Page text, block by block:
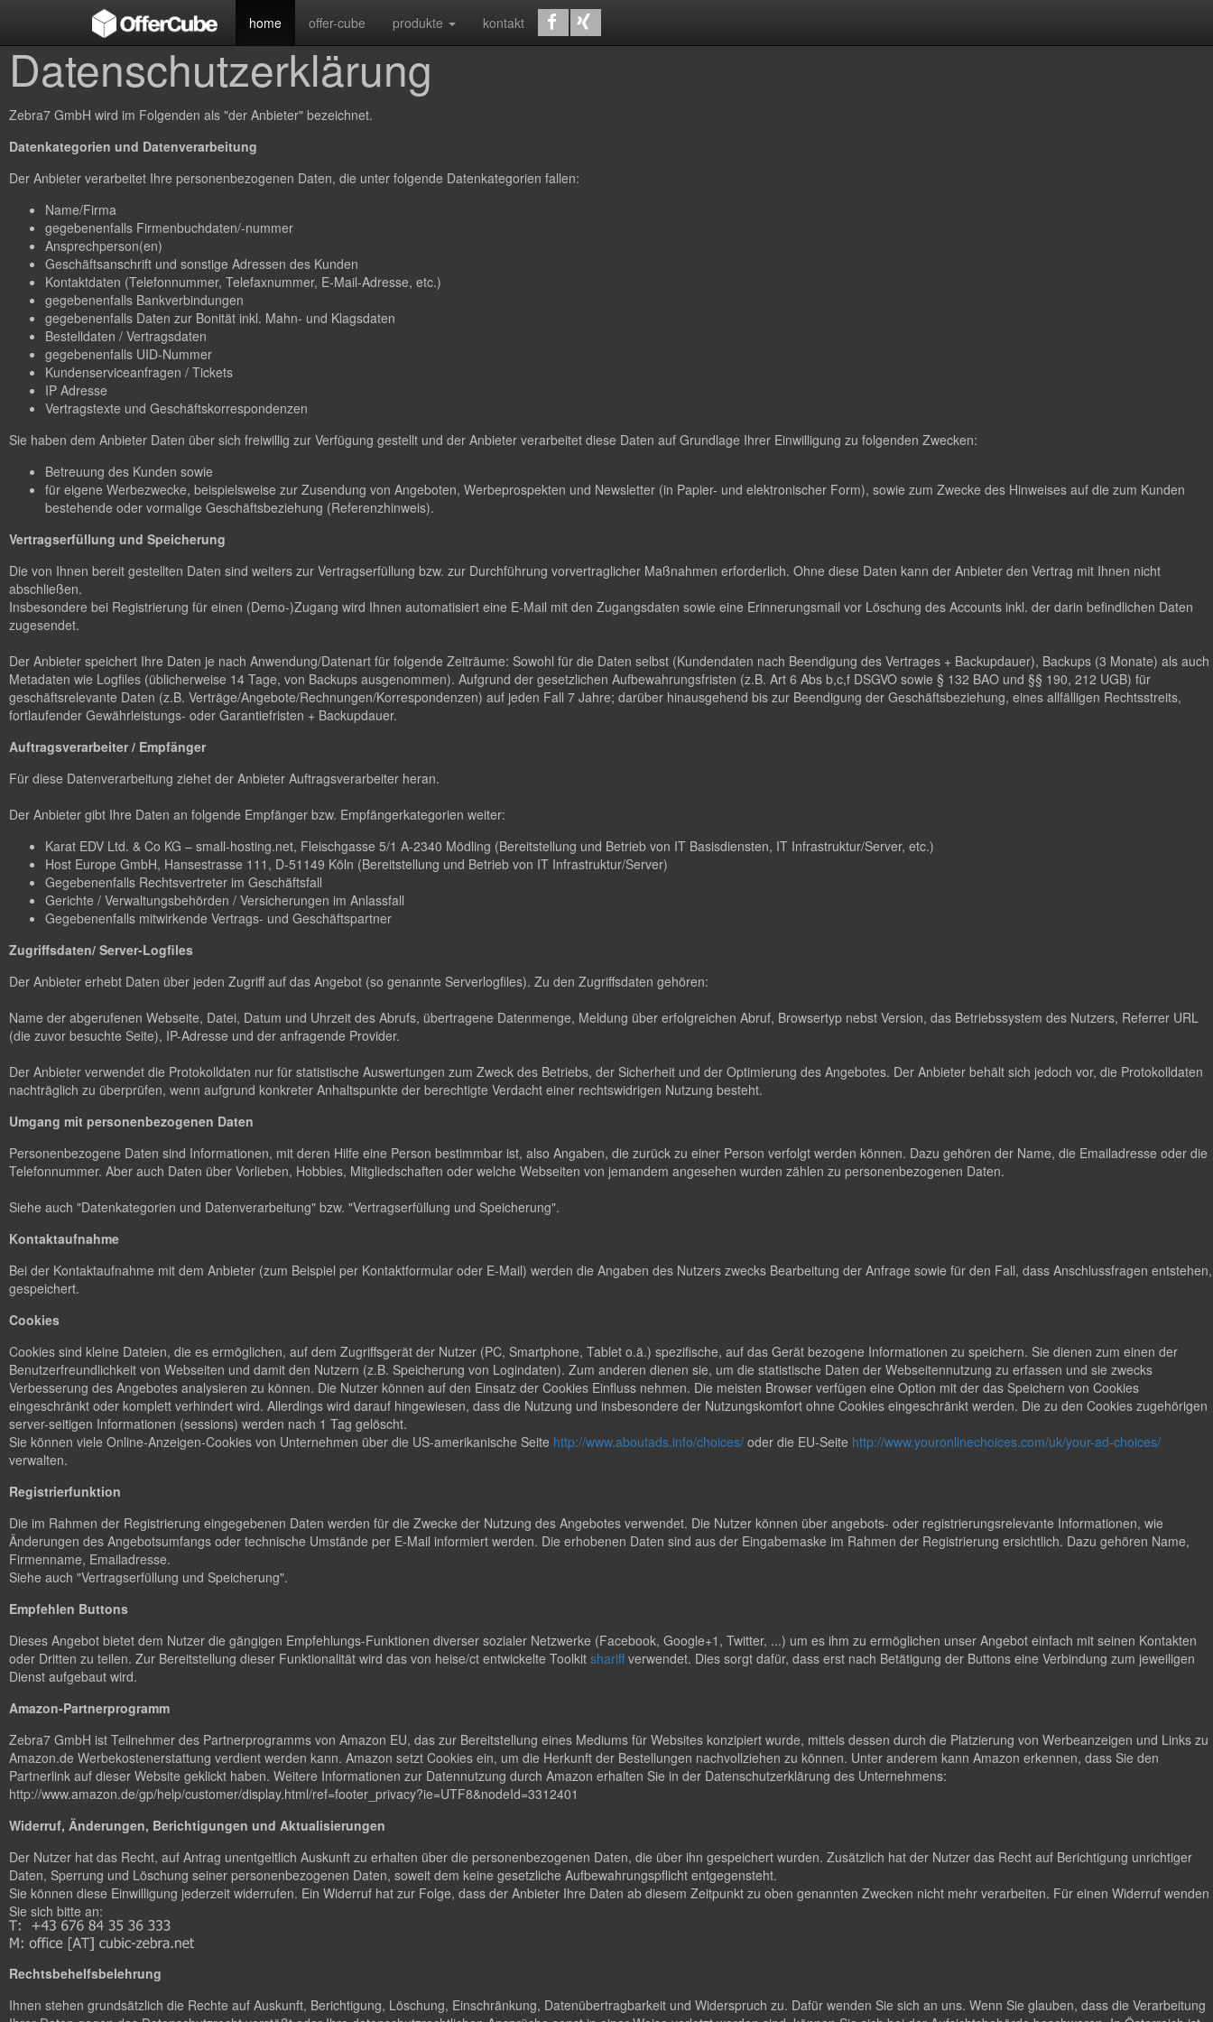
home offer-cube produkte kontakt
Datenschutzerklärung
Zebra7 GmbH wird im Folgenden als "der Anbieter" bezeichnet.
Datenkategorien und Datenverarbeitung
Der Anbieter verarbeitet Ihre personenbezogenen Daten, die unter folgende Datenkategorien fallen:
Name/Firma
gegebenenfalls Firmenbuchdaten/-nummer
Ansprechperson(en)
Geschäftsanschrift und sonstige Adressen des Kunden
Kontaktdaten (Telefonnummer, Telefaxnummer, E-Mail-Adresse, etc.)
gegebenenfalls Bankverbindungen
gegebenenfalls Daten zur Bonität inkl. Mahn- und Klagsdaten
Bestelldaten / Vertragsdaten
gegebenenfalls UID-Nummer
Kundenserviceanfragen / Tickets
IP Adresse
Vertragstexte und Geschäftskorrespondenzen
Sie haben dem Anbieter Daten über sich freiwillig zur Verfügung gestellt und der Anbieter verarbeitet diese Daten auf Grundlage Ihrer Einwilligung zu folgenden Zwecken:
Betreuung des Kunden sowie
für eigene Werbezwecke, beispielsweise zur Zusendung von Angeboten, Werbeprospekten und Newsletter (in Papier- und elektronischer Form), sowie zum Zwecke des Hinweises auf die zum Kunden
bestehende oder vormalige Geschäftsbeziehung (Referenzhinweis).
Vertragserfüllung und Speicherung
Die von Ihnen bereit gestellten Daten sind weiters zur Vertragserfüllung bzw. zur Durchführung vorvertraglicher Maßnahmen erforderlich. Ohne diese Daten kann der Anbieter den Vertrag mit Ihnen nicht
abschließen.
Insbesondere bei Registrierung für einen (Demo-)Zugang wird Ihnen automatisiert eine E-Mail mit den Zugangsdaten sowie eine Erinnerungsmail vor Löschung des Accounts inkl. der darin befindlichen Daten
zugesendet.
Der Anbieter speichert Ihre Daten je nach Anwendung/Datenart für folgende Zeiträume: Sowohl für die Daten selbst (Kundendaten nach Beendigung des Vertrages + Backupdauer), Backups (3 Monate) als auch
Metadaten wie Logfiles (üblicherweise 14 Tage, von Backups ausgenommen). Aufgrund der gesetzlichen Aufbewahrungsfristen (z.B. Art 6 Abs b,c,f DSGVO sowie § 132 BAO und §§ 190, 212 UGB) für
geschäftsrelevante Daten (z.B. Verträge/Angebote/Rechnungen/Korrespondenzen) auf jeden Fall 7 Jahre; darüber hinausgehend bis zur Beendigung der Geschäftsbeziehung, eines allfälligen Rechtsstreits,
fortlaufender Gewährleistungs- oder Garantiefristen + Backupdauer.
Auftragsverarbeiter / Empfänger
Für diese Datenverarbeitung ziehet der Anbieter Auftragsverarbeiter heran.
Der Anbieter gibt Ihre Daten an folgende Empfänger bzw. Empfängerkategorien weiter:
Karat EDV Ltd. & Co KG – small-hosting.net, Fleischgasse 5/1 A-2340 Mödling (Bereitstellung und Betrieb von IT Basisdiensten, IT Infrastruktur/Server, etc.)
Host Europe GmbH, Hansestrasse 111, D-51149 Köln (Bereitstellung und Betrieb von IT Infrastruktur/Server)
Gegebenenfalls Rechtsvertreter im Geschäftsfall
Gerichte / Verwaltungsbehörden / Versicherungen im Anlassfall
Gegebenenfalls mitwirkende Vertrags- und Geschäftspartner
Zugriffsdaten/ Server-Logfiles
Der Anbieter erhebt Daten über jeden Zugriff auf das Angebot (so genannte Serverlogfiles). Zu den Zugriffsdaten gehören:
Name der abgerufenen Webseite, Datei, Datum und Uhrzeit des Abrufs, übertragene Datenmenge, Meldung über erfolgreichen Abruf, Browsertyp nebst Version, das Betriebssystem des Nutzers, Referrer URL
(die zuvor besuchte Seite), IP-Adresse und der anfragende Provider.
Der Anbieter verwendet die Protokolldaten nur für statistische Auswertungen zum Zweck des Betriebs, der Sicherheit und der Optimierung des Angebotes. Der Anbieter behält sich jedoch vor, die Protokolldaten
nachträglich zu überprüfen, wenn aufgrund konkreter Anhaltspunkte der berechtigte Verdacht einer rechtswidrigen Nutzung besteht.
Umgang mit personenbezogenen Daten
Personenbezogene Daten sind Informationen, mit deren Hilfe eine Person bestimmbar ist, also Angaben, die zurück zu einer Person verfolgt werden können. Dazu gehören der Name, die Emailadresse oder die
Telefonnummer. Aber auch Daten über Vorlieben, Hobbies, Mitgliedschaften oder welche Webseiten von jemandem angesehen wurden zählen zu personenbezogenen Daten.
Siehe auch "Datenkategorien und Datenverarbeitung" bzw. "Vertragserfüllung und Speicherung".
Kontaktaufnahme
Bei der Kontaktaufnahme mit dem Anbieter (zum Beispiel per Kontaktformular oder E-Mail) werden die Angaben des Nutzers zwecks Bearbeitung der Anfrage sowie für den Fall, dass Anschlussfragen entstehen,
gespeichert.
Cookies
Cookies sind kleine Dateien, die es ermöglichen, auf dem Zugriffsgerät der Nutzer (PC, Smartphone, Tablet o.ä.) spezifische, auf das Gerät bezogene Informationen zu speichern. Sie dienen zum einen der
Benutzerfreundlichkeit von Webseiten und damit den Nutzern (z.B. Speicherung von Logindaten). Zum anderen dienen sie, um die statistische Daten der Webseitennutzung zu erfassen und sie zwecks
Verbesserung des Angebotes analysieren zu können. Die Nutzer können auf den Einsatz der Cookies Einfluss nehmen. Die meisten Browser verfügen eine Option mit der das Speichern von Cookies
eingeschränkt oder komplett verhindert wird. Allerdings wird darauf hingewiesen, dass die Nutzung und insbesondere der Nutzungskomfort ohne Cookies eingeschränkt werden. Die zu den Cookies zugehörigen
server-seitigen Informationen (sessions) werden nach 1 Tag gelöscht.
Sie können viele Online-Anzeigen-Cookies von Unternehmen über die US-amerikanische Seite http://www.aboutads.info/choices/ oder die EU-Seite http://www.youronlinechoices.com/uk/your-ad-choices/
verwalten.
Registrierfunktion
Die im Rahmen der Registrierung eingegebenen Daten werden für die Zwecke der Nutzung des Angebotes verwendet. Die Nutzer können über angebots- oder registrierungsrelevante Informationen, wie
Änderungen des Angebotsumfangs oder technische Umstände per E-Mail informiert werden. Die erhobenen Daten sind aus der Eingabemaske im Rahmen der Registrierung ersichtlich. Dazu gehören Name,
Firmenname, Emailadresse.
Siehe auch "Vertragserfüllung und Speicherung".
Empfehlen Buttons
Dieses Angebot bietet dem Nutzer die gängigen Empfehlungs-Funktionen diverser sozialer Netzwerke (Facebook, Google+1, Twitter, ...) um es ihm zu ermöglichen unser Angebot einfach mit seinen Kontakten
oder Dritten zu teilen. Zur Bereitstellung dieser Funktionalität wird das von heise/ct entwickelte Toolkit shariffverwendet. Dies sorgt dafür, dass erst nach Betätigung der Buttons eine Verbindung zum jeweiligen
Dienst aufgebaut wird.
Amazon-Partnerprogramm
Zebra7 GmbH ist Teilnehmer des Partnerprogramms von Amazon EU, das zur Bereitstellung eines Mediums für Websites konzipiert wurde, mittels dessen durch die Platzierung von Werbeanzeigen und Links zu
Amazon.de Werbekostenerstattung verdient werden kann. Amazon setzt Cookies ein, um die Herkunft der Bestellungen nachvollziehen zu können. Unter anderem kann Amazon erkennen, dass Sie den
Partnerlink auf dieser Website geklickt haben. Weitere Informationen zur Datennutzung durch Amazon erhalten Sie in der Datenschutzerklärung des Unternehmens:
http://www.amazon.de/gp/help/customer/display.html/ref=footer_privacy?ie=UTF8&nodeId=3312401
Widerruf, Änderungen, Berichtigungen und Aktualisierungen
Der Nutzer hat das Recht, auf Antrag unentgeltlich Auskunft zu erhalten über die personenbezogenen Daten, die über ihn gespeichert wurden. Zusätzlich hat der Nutzer das Recht auf Berichtigung unrichtiger
Daten, Sperrung und Löschung seiner personenbezogenen Daten, soweit dem keine gesetzliche Aufbewahrungspflicht entgegensteht.
Sie können diese Einwilligung jederzeit widerrufen. Ein Widerruf hat zur Folge, dass der Anbieter Ihre Daten ab diesem Zeitpunkt zu oben genannten Zwecken nicht mehr verarbeiten. Für einen Widerruf wenden
Sie sich bitte an:
Rechtsbehelfsbelehrung
Ihnen stehen grundsätzlich die Rechte auf Auskunft, Berichtigung, Löschung, Einschränkung, Datenübertragbarkeit und Widerspruch zu. Dafür wenden Sie sich an uns. Wenn Sie glauben, dass die Verarbeitung